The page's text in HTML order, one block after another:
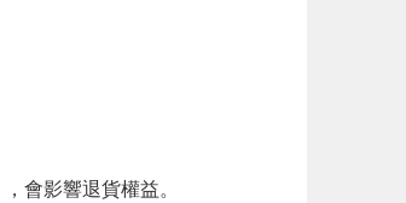
會影響退貨權益。